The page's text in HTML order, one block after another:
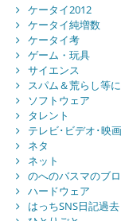
ケータイ2012
ケータイ純増数
ケータイ考
ゲーム・玩具
サイエンス
スパム＆荒らし等
ソフトウェア
タレント
テレビ･ビデオ･映画
ネタ
ネット
のへのバスマのブ
ハードウェア
はっちSNS日記過